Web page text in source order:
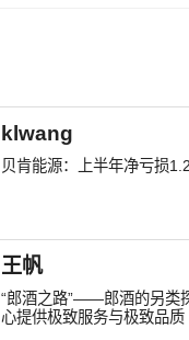
klwang
贝肯能源：上半年净亏损
王帆
“郎酒之路”——郎酒的另类
心提供极致服务与极致品质